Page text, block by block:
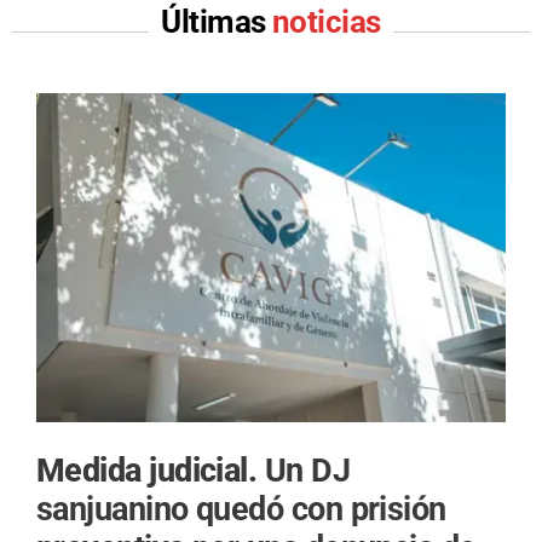
Últimas noticias
Medida judicial. Un DJ
sanjuanino quedó con prisión